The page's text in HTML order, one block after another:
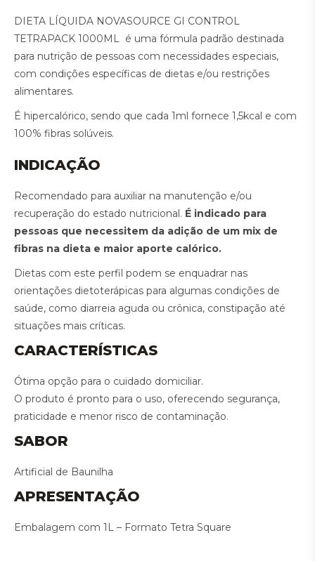
DIETA LÍQUIDA NOVASOURCE GI CONTROL
TETRAPACK 1000ML é uma fórmula padrão destinada
para nutrição de pessoas com necessidades especiais,
com condições específicas de dietas e/ou restrições
alimentares.
É hipercalórico, sendo que cada 1ml fornece 1,5kcal e com
100% fibras solúveis.
INDICAÇÃO
Recomendado para auxiliar na manutenção e/ou
recuperação do estado nutricional. É indicado para
pessoas que necessitem da adição de um mix de
fibras na dieta e maior aporte calórico.
Dietas com este perfil podem se enquadrar nas
orientações dietoterápicas para algumas condições de
saúde, como diarreia aguda ou crônica, constipação até
situações mais críticas.
CARACTERÍSTICAS
Ótima opção para o cuidado domiciliar.
O produto é pronto para o uso, oferecendo segurança,
praticidade e menor risco de contaminação.
SABOR
Artificial de Baunilha
APRESENTAÇÃO
Embalagem com 1L – Formato Tetra Square